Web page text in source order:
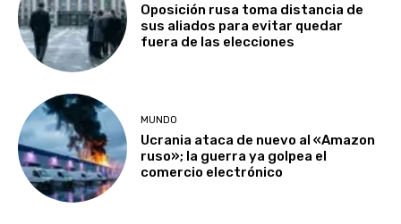
Oposición rusa toma distancia de
sus aliados para evitar quedar
fuera de las elecciones
MUNDO
Ucrania ataca de nuevo al «Amazon
ruso»; la guerra ya golpea el
comercio electrónico